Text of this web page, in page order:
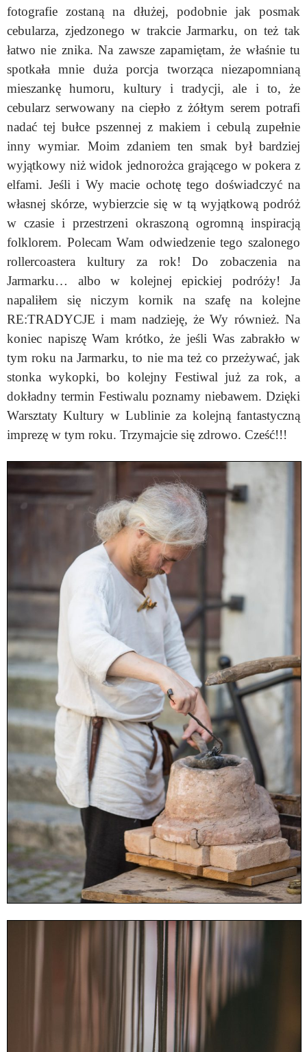
fotografie zostaną na dłużej, podobnie jak posmak
cebularza, zjedzonego w trakcie Jarmarku, on też tak
łatwo nie znika. Na zawsze zapamiętam, że właśnie tu
spotkała mnie duża porcja tworząca niezapomnianą
mieszankę humoru, kultury i tradycji, ale i to, że
cebularz serwowany na ciepło z żółtym serem potrafi
nadać tej bułce pszennej z makiem i cebulą zupełnie
inny wymiar. Moim zdaniem ten smak był bardziej
wyjątkowy niż widok jednorożca grającego w pokera z
elfami. Jeśli i Wy macie ochotę tego doświadczyć na
własnej skórze, wybierzcie się w tą wyjątkową podróż
w czasie i przestrzeni okraszoną ogromną inspiracją
folklorem. Polecam Wam odwiedzenie tego szalonego
rollercoastera kultury za rok! Do zobaczenia na
Jarmarku… albo w kolejnej epickiej podróży! Ja
napaliłem się niczym kornik na szafę na kolejne
RE:TRADYCJE i mam nadzieję, że Wy również. Na
koniec napiszę Wam krótko, że jeśli Was zabrakło w
tym roku na Jarmarku, to nie ma też co przeżywać, jak
stonka wykopki, bo kolejny Festiwal już za rok, a
dokładny termin Festiwalu poznamy niebawem. Dzięki
Warsztaty Kultury w Lublinie za kolejną fantastyczną
imprezę w tym roku. Trzymajcie się zdrowo. Cześć!!!